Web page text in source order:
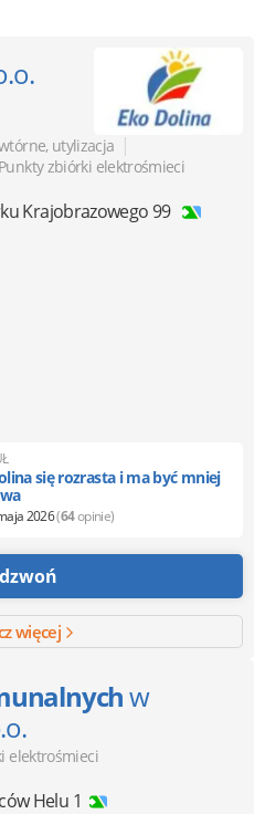
utylizacja |
Punkty zbiórki elektrośmieci
Krajobrazowego 99
się rozrasta i ma być mniej
2026(64opinie)
więcej
w
elektrośmieci
Helu 1